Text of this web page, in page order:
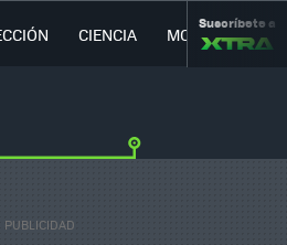
CIENCIA MOVILIDAD
Suscríbete a